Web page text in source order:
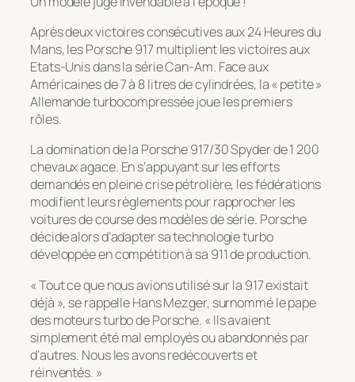
Après deux victoires consécutives aux 24 Heures du
Mans, les Porsche 917 multiplient les victoires aux
Etats-Unis dans la série Can-Am. Face aux
Américaines de 7 à 8 litres de cylindrées, la « petite »
Allemande turbocompressée joue les premiers
rôles.
La domination de la Porsche 917/30 Spyder de 1 200
chevaux agace. En s’appuyant sur les efforts
demandés en pleine crise pétrolière, les fédérations
modifient leurs règlements pour rapprocher les
voitures de course des modèles de série. Porsche
décide alors d’adapter sa technologie turbo
développée en compétition à sa 911 de production.
« Tout ce que nous avions utilisé sur la 917 existait
déjà », se rappelle Hans Mezger, surnommé le pape
des moteurs turbo de Porsche. « Ils avaient
simplement été mal employés ou abandonnés par
d’autres. Nous les avons redécouverts et
réinventés. »